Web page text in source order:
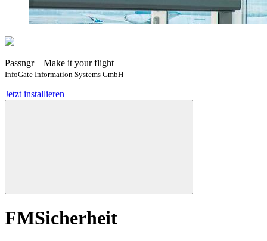
Passngr – Make it your flight
InfoGate Information Systems GmbH
Jetzt installieren
FMSicherheit